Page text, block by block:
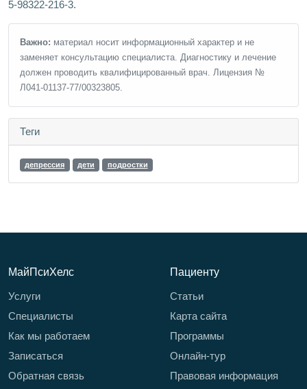
5-98322-216-3.
Важно: материал носит информационный характер и не
заменяет консультацию специалиста. Диагностику и лечение
должен проводить квалифицированный врач. Лицензия №
Л041-01137-77/00323805.
Теги
депрессия дети подростки
МайПсиХелс
Услуги
Специалисты
Как мы работаем
Записаться
Обратная связь
Пациенту
Статьи
Карта сайта
Программы
Онлайн-тур
Правовая информация